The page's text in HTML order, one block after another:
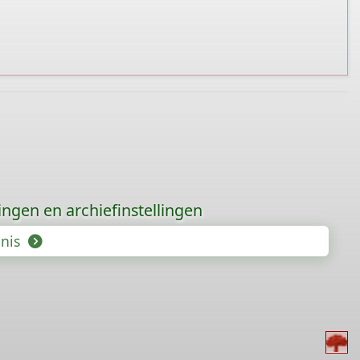
en archiefinstellingen